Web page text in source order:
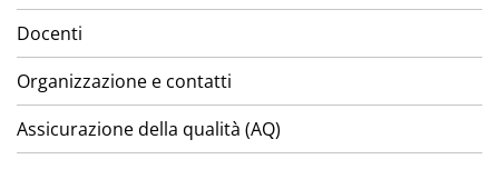
Docenti
Organizzazione e contatti
Assicurazione della qualità (AQ)